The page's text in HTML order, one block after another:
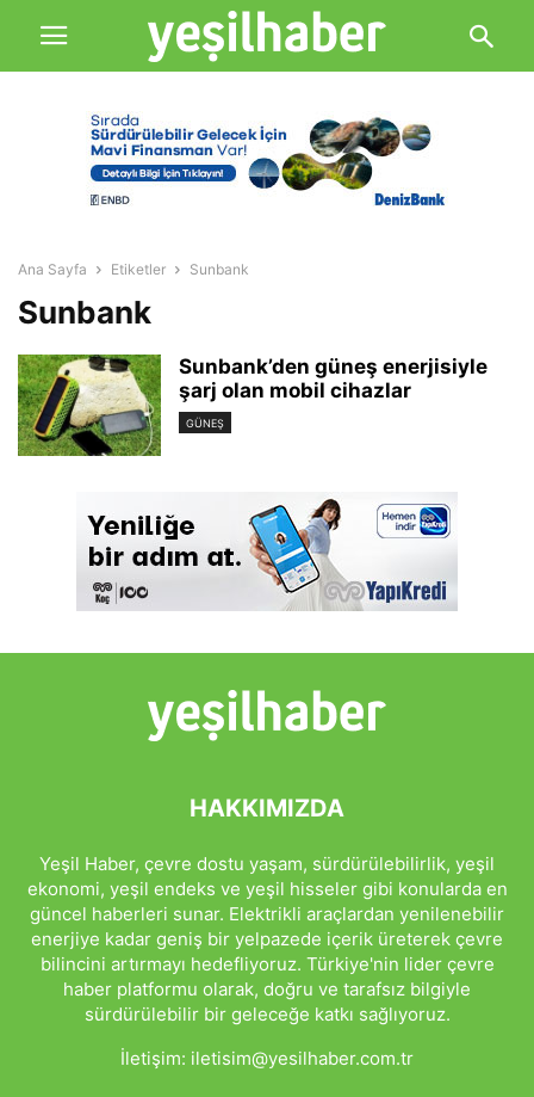
Ana Sayfa Etiketler Sunbank
Sunbank
Sunbank’den güneş enerjisiyle
şarj olan mobil cihazlar
GÜNEŞ
HAKKIMIZDA
Yeşil Haber, çevre dostu yaşam, sürdürülebilirlik, yeşil
ekonomi, yeşil endeks ve yeşil hisseler gibi konularda en
güncel haberleri sunar. Elektrikli araçlardan yenilenebilir
enerjiye kadar geniş bir yelpazede içerik üreterek çevre
bilincini artırmayı hedefliyoruz. Türkiye'nin lider çevre
haber platformu olarak, doğru ve tarafsız bilgiyle
sürdürülebilir bir geleceğe katkı sağlıyoruz.
İletişim: iletisim@yesilhaber.com.tr